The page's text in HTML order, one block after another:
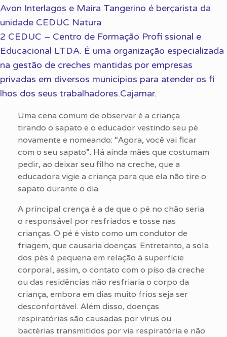
Avon Interlagos e Maira Tangerino é berçarista da
unidade CEDUC Natura
2 CEDUC – Centro de Formação Profi ssional e
Educacional LTDA. É uma organização especializada
na gestão de creches mantidas por empresas
privadas em diversos municípios para atender os fi
lhos dos seus trabalhadores.Cajamar.
Uma cena comum de observar é a criança
tirando o sapato e o educador vestindo seu pé
novamente e nomeando: “Agora, você vai ficar
com o seu sapato”. Há ainda mães que costumam
pedir, ao deixar seu filho na creche, que a
educadora vigie a criança para que ela não tire o
sapato durante o dia.
A principal crença é a de que o pé no chão seria
o responsável por resfriados e tosse nas
crianças. O pé é visto como um condutor de
friagem, que causaria doenças. Entretanto, a sola
dos pés é pequena em relação à superfície
corporal, assim, o contato com o piso da creche
ou das residências não resfriaria o corpo da
criança, embora em dias muito frios seja ser
desconfortável. Além disso, doenças
respiratórias são causadas por vírus ou
bactérias transmitidos por via respiratória e não